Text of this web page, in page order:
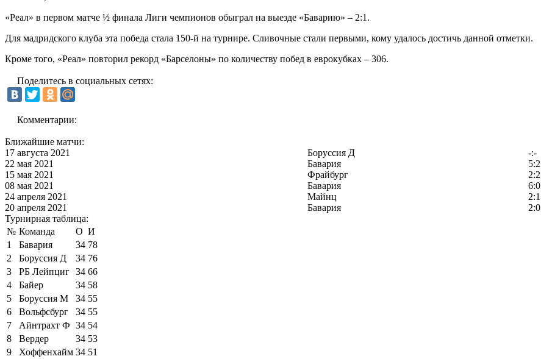
«Реал» в первом матче ½ финала Лиги чемпионов обыграл на выезде «Баварию» – 2:1.
Для мадридского клуба эта победа стала 150-й на турнире. Сливочные стали первыми, кому удалось достичь данной отметки.
Кроме того, «Реал» повторил рекорд «Барселоны» по количеству побед в еврокубках – 306.
Поделитесь в социальных сетях:
Комментарии:
Ближайшие матчи:
17 августа 2021
Боруссия Д -:-
22 мая 2021
Бавария 5:2
15 мая 2021
Фрайбург 2:2
08 мая 2021
Бавария 6:0
24 апреля 2021
Майнц 2:1
20 апреля 2021
Бавария 2:0
Турнирная таблица:
№ Команда О И
1
Бавария 34 78
2
Боруссия Д 34 76
3
РБ Лейпциг 34 66
4
Байер 34 58
5
Боруссия М 34 55
6
Вольфсбург 34 55
7
Айнтрахт Ф 34 54
8
Вердер 34 53
9
Хоффенхайм 34 51